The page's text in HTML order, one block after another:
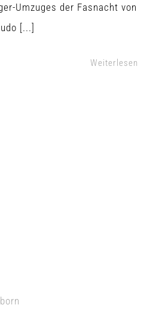
Umzuges der Fasnacht von
[...]
Weiterlesen